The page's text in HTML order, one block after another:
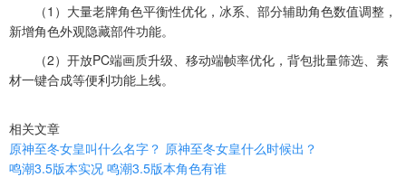
（1）大量老牌角色平衡性优化，冰系、部分辅助角色数值调整，
新增角色外观隐藏部件功能。
（2）开放PC端画质升级、移动端帧率优化，背包批量筛选、素
材一键合成等便利功能上线。
相关文章
原神至冬女皇叫什么名字？ 原神至冬女皇什么时候出？
鸣潮3.5版本实况 鸣潮3.5版本角色有谁